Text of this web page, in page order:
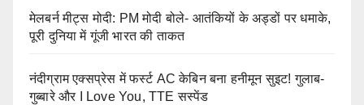
मेलबर्न मीट्स मोदी: PM मोदी बोले- आतंकियों के अड्डों पर धमाके,
पूरी दुनिया में गूंजी भारत की ताकत
नंदीग्राम एक्सप्रेस में फर्स्ट AC केबिन बना हनीमून सुइट! गुलाब-
गुब्बारे और I Love You, TTE सस्पेंड